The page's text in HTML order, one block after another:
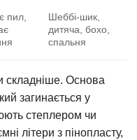
пил,
Шеббі-шик,
дитяча, бохо,
спальня
складніше. Основа
загинається у
степлером чи
літери з пінопласту,